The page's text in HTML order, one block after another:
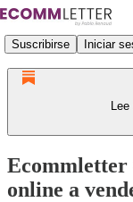
Suscribirse Iniciar
Ecommletter
online a